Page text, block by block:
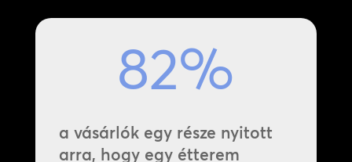
82%
a vásárlók egy része nyitott
arra, hogy egy étterem